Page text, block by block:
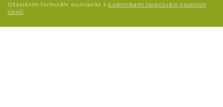
Odesláním formuláře souhlasíte s podmínkami zpracování osobních
údajů